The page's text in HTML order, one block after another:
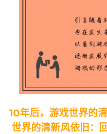
10年后，游戏世界的
世界的清新风依旧：